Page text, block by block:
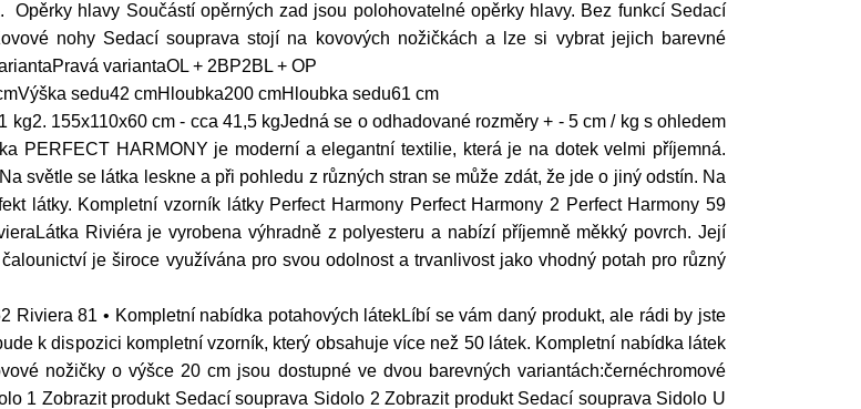
hlavy Součástí opěrných zad jsou polohovatelné opěrky hlavy. Bez funkcí Sedací
nohy Sedací souprava stojí na kovových nožičkách a lze si vybrat jejich barevné
variantaOL + 2BP2BL + OP
sedu42 cmHloubka200 cmHloubka sedu61 cm
155x110x60 cm - cca 41,5 kgJedná se o odhadované rozměry + - 5 cm / kg s ohledem
PERFECT HARMONY je moderní a elegantní textilie, která je na dotek velmi příjemná.
světle se látka leskne a při pohledu z různých stran se může zdát, že jde o jiný odstín. Na
látky. Kompletní vzorník látky Perfect Harmony Perfect Harmony 2 Perfect Harmony 59
Riviéra je vyrobena výhradně z polyesteru a nabízí příjemně měkký povrch. Její
je široce využívána pro svou odolnost a trvanlivost jako vhodný potah pro různý
81 • Kompletní nabídka potahových látekLíbí se vám daný produkt, ale rádi by jste
k dispozici kompletní vzorník, který obsahuje více než 50 látek. Kompletní nabídka látek
nožičky o výšce 20 cm jsou dostupné ve dvou barevných variantách:černéchromové
1 Zobrazit produkt Sedací souprava Sidolo 2 Zobrazit produkt Sedací souprava Sidolo U